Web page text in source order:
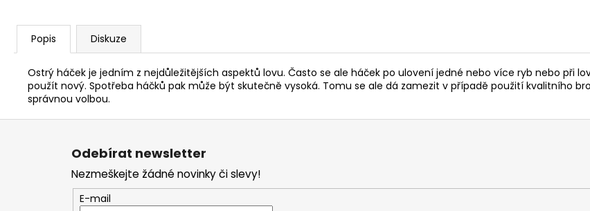
Popis Diskuze
Ostrý háček je jedním z nejdůležitějších aspektů lovu. Často se ale háček po ulovení jedné nebo více ryb nebo při
použít nový. Spotřeba háčků pak může být skutečně vysoká. Tomu se ale dá zamezit v případě použití kvalitního
správnou volbou.
Z
Odebírat newsletter
Nezmeškejte žádné novinky či slevy!
E-mail